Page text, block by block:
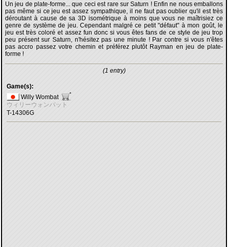
Un jeu de plate-forme... que ceci est rare sur Saturn ! Enfin ne nous emballons
pas même si ce jeu est assez sympathique, il ne faut pas oublier qu'il est très
déroutant à cause de sa 3D isométrique à moins que vous ne maîtrisiez ce
genre de système de jeu. Cependant malgré ce petit "défaut" à mon goût, le
jeu est très coloré et assez fun donc si vous êtes fans de ce style de jeu trop
peu présent sur Saturn, n'hésitez pas une minute ! Par contre si vous n'êtes
pas accro passez votre chemin et préférez plutôt Rayman en jeu de plate-
forme !
(1 entry)
Game(s):
Willy Wombat
ウィリーウォンバット
T-14306G